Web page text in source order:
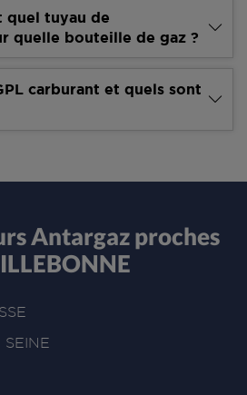
quel tuyau de
quelle bouteille de gaz ?
carburant et quels sont
Antargaz proches
SEINE